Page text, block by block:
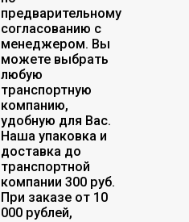
предварительному
согласованию с
менеджером. Вы
можете выбрать
любую
транспортную
компанию,
удобную для Вас.
Наша упаковка и
доставка до
транспортной
компании 300 руб.
При заказе от 10
000 рублей,